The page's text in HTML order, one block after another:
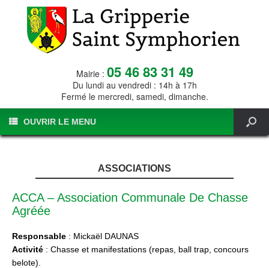
Mairie : 05 46 83 31 49
Du lundi au vendredi : 14h à 17h
Fermé le mercredi, samedi, dimanche.
OUVRIR LE MENU
ASSOCIATIONS
ACCA – Association Communale De Chasse
Agréée
Responsable : Mickaël DAUNAS
Activité : Chasse et manifestations (repas, ball trap, concours
belote).